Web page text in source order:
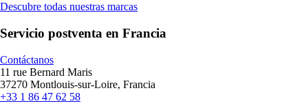
Descubre todas nuestras marcas
Servicio postventa en Francia
Contáctanos
11 rue Bernard Maris
37270 Montlouis-sur-Loire, Francia
+33 1 86 47 62 58